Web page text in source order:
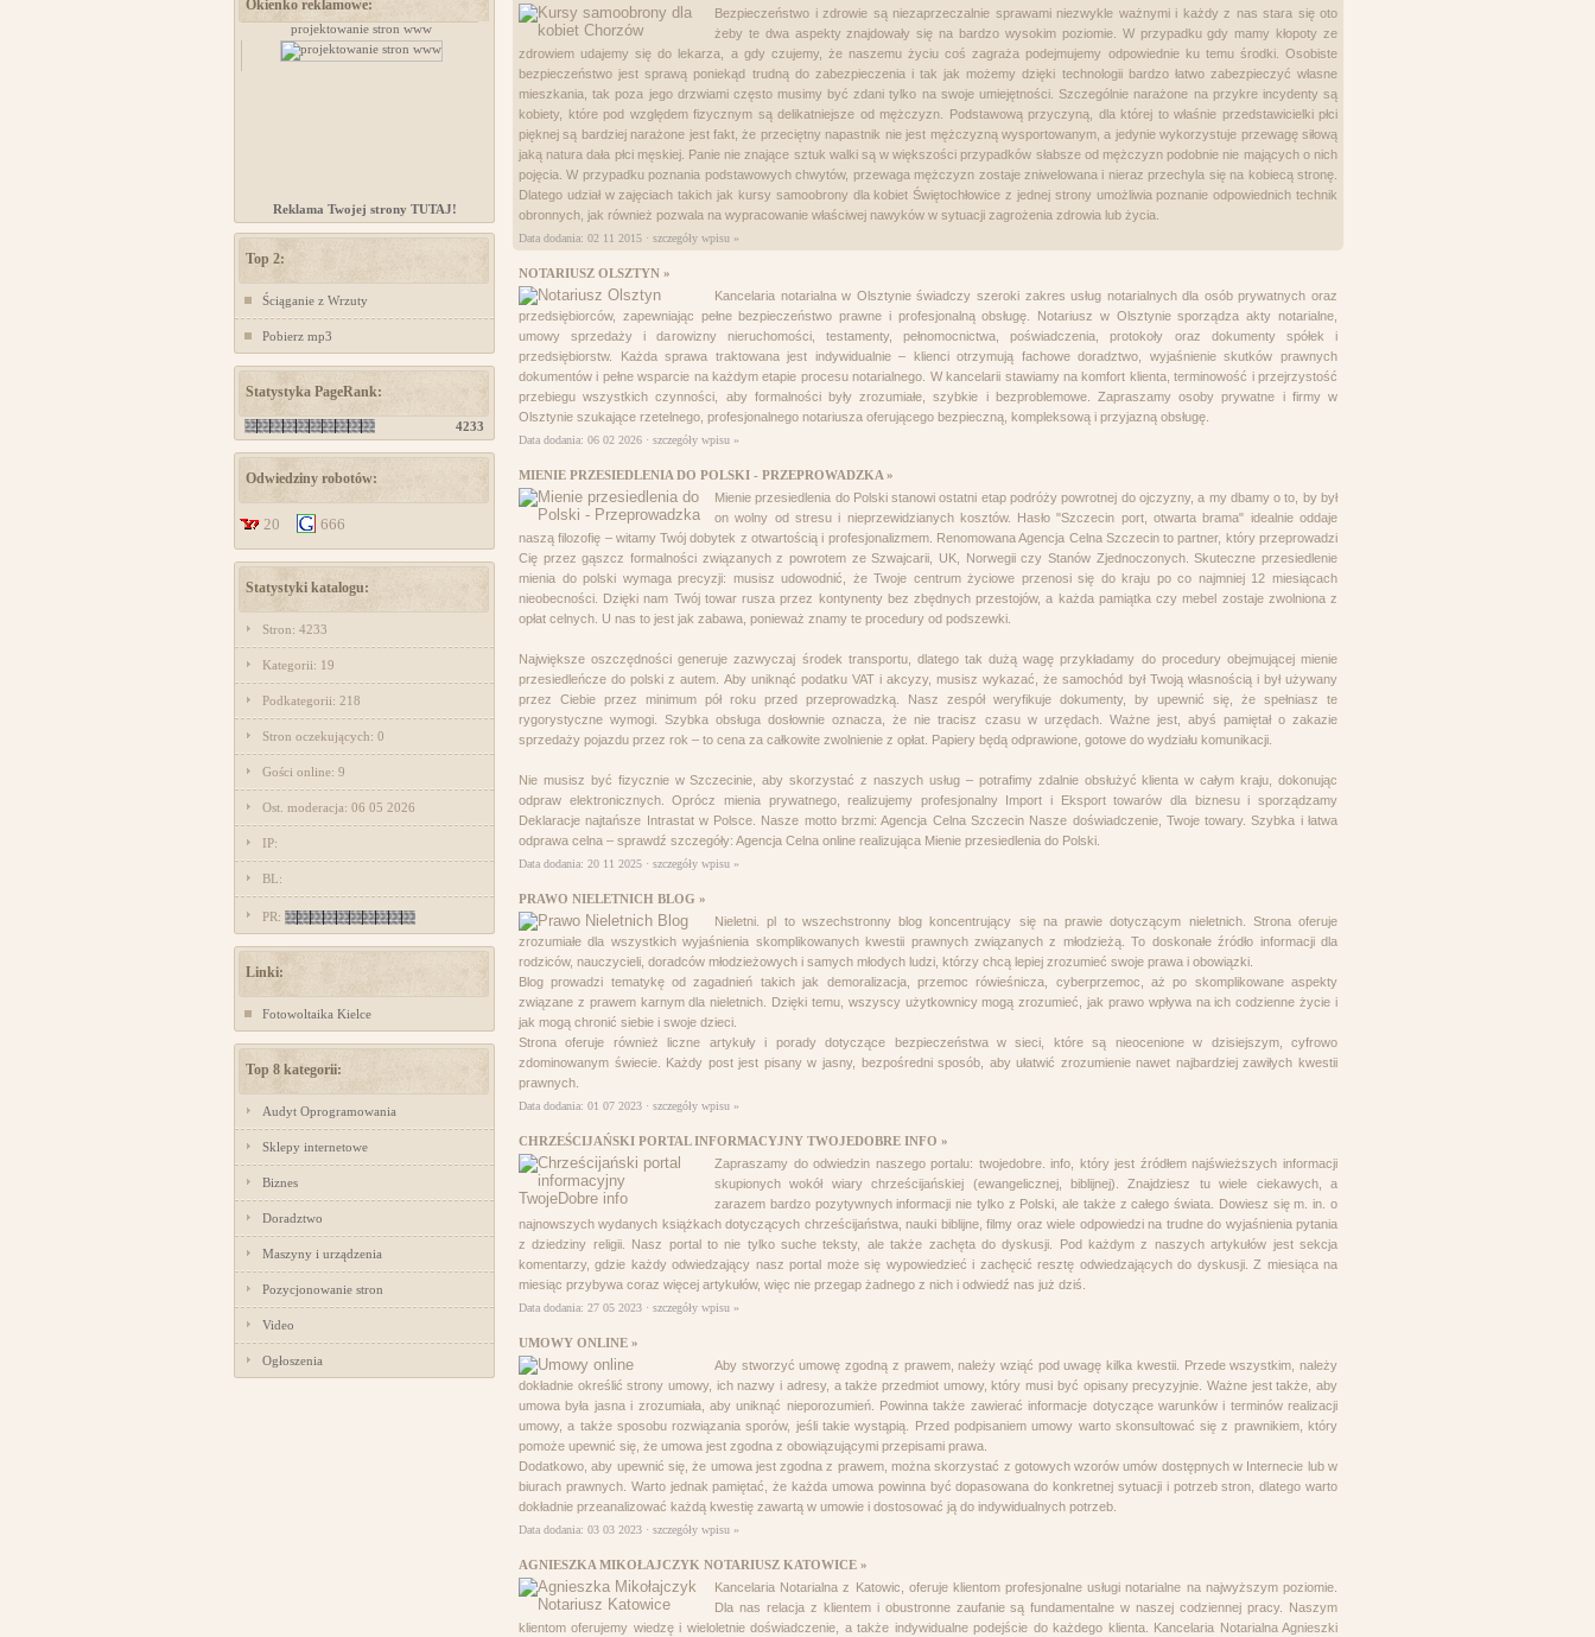
Okienko reklamowe:
projektowanie stron www www.ministerstwogadzetow.com
Reklama Twojej strony TUTAJ!
Top 2:
Ściąganie z Wrzuty
Pobierz mp3
Statystyka PageRank:
4233
Odwiedziny robotów:
20 666
Statystyki katalogu:
Stron: 4233
Kategorii: 19
Podkategorii: 218
Stron oczekujących: 0
Gości online: 9
Ost. moderacja: 06 05 2026
IP:
BL:
PR:
Linki:
Fotowoltaika Kielce
Top 8 kategorii:
Audyt Oprogramowania
Sklepy internetowe
Biznes
Doradztwo
Maszyny i urządzenia
Pozycjonowanie stron
Video
Ogłoszenia
Bezpieczeństwo i zdrowie są niezaprzeczalnie sprawami niezwykle ważnymi i każdy z nas stara się oto
żeby te dwa aspekty znajdowały się na bardzo wysokim poziomie. W przypadku gdy mamy kłopoty ze
zdrowiem udajemy się do lekarza, a gdy czujemy, że naszemu życiu coś zagraża podejmujemy odpowiednie ku temu środki. Osobiste
bezpieczeństwo jest sprawą poniekąd trudną do zabezpieczenia i tak jak możemy dzięki technologii bardzo łatwo zabezpieczyć własne
mieszkania, tak poza jego drzwiami często musimy być zdani tylko na swoje umiejętności. Szczególnie narażone na przykre incydenty są
kobiety, które pod względem fizycznym są delikatniejsze od mężczyzn. Podstawową przyczyną, dla której to właśnie przedstawicielki płci
pięknej są bardziej narażone jest fakt, że przeciętny napastnik nie jest mężczyzną wysportowanym, a jedynie wykorzystuje przewagę siłową
jaką natura dała płci męskiej. Panie nie znające sztuk walki są w większości przypadków słabsze od mężczyzn podobnie nie mających o nich
pojęcia. W przypadku poznania podstawowych chwytów, przewaga mężczyzn zostaje zniwelowana i nieraz przechyla się na kobiecą stronę.
Dlatego udział w zajęciach takich jak kursy samoobrony dla kobiet Świętochłowice z jednej strony umożliwia poznanie odpowiednich technik
obronnych, jak również pozwala na wypracowanie właściwej nawyków w sytuacji zagrożenia zdrowia lub życia.
Data dodania: 02 11 2015 · szczegóły wpisu »
NOTARIUSZ OLSZTYN »
Kancelaria notarialna w Olsztynie świadczy szeroki zakres usług notarialnych dla osób prywatnych oraz
przedsiębiorców, zapewniając pełne bezpieczeństwo prawne i profesjonalną obsługę. Notariusz w Olsztynie sporządza akty notarialne,
umowy sprzedaży i darowizny nieruchomości, testamenty, pełnomocnictwa, poświadczenia, protokoły oraz dokumenty spółek i
przedsiębiorstw. Każda sprawa traktowana jest indywidualnie – klienci otrzymują fachowe doradztwo, wyjaśnienie skutków prawnych
dokumentów i pełne wsparcie na każdym etapie procesu notarialnego. W kancelarii stawiamy na komfort klienta, terminowość i przejrzystość
przebiegu wszystkich czynności, aby formalności były zrozumiałe, szybkie i bezproblemowe. Zapraszamy osoby prywatne i firmy w
Olsztynie szukające rzetelnego, profesjonalnego notariusza oferującego bezpieczną, kompleksową i przyjazną obsługę.
Data dodania: 06 02 2026 · szczegóły wpisu »
MIENIE PRZESIEDLENIA DO POLSKI - PRZEPROWADZKA »
Mienie przesiedlenia do Polski stanowi ostatni etap podróży powrotnej do ojczyzny, a my dbamy o to, by był
on wolny od stresu i nieprzewidzianych kosztów. Hasło "Szczecin port, otwarta brama" idealnie oddaje
naszą filozofię – witamy Twój dobytek z otwartością i profesjonalizmem. Renomowana Agencja Celna Szczecin to partner, który przeprowadzi
Cię przez gąszcz formalności związanych z powrotem ze Szwajcarii, UK, Norwegii czy Stanów Zjednoczonych. Skuteczne przesiedlenie
mienia do polski wymaga precyzji: musisz udowodnić, że Twoje centrum życiowe przenosi się do kraju po co najmniej 12 miesiącach
nieobecności. Dzięki nam Twój towar rusza przez kontynenty bez zbędnych przestojów, a każda pamiątka czy mebel zostaje zwolniona z
opłat celnych. U nas to jest jak zabawa, ponieważ znamy te procedury od podszewki.
Największe oszczędności generuje zazwyczaj środek transportu, dlatego tak dużą wagę przykładamy do procedury obejmującej mienie
przesiedleńcze do polski z autem. Aby uniknąć podatku VAT i akcyzy, musisz wykazać, że samochód był Twoją własnością i był używany
przez Ciebie przez minimum pół roku przed przeprowadzką. Nasz zespół weryfikuje dokumenty, by upewnić się, że spełniasz te
rygorystyczne wymogi. Szybka obsługa dosłownie oznacza, że nie tracisz czasu w urzędach. Ważne jest, abyś pamiętał o zakazie
sprzedaży pojazdu przez rok – to cena za całkowite zwolnienie z opłat. Papiery będą odprawione, gotowe do wydziału komunikacji.
Nie musisz być fizycznie w Szczecinie, aby skorzystać z naszych usług – potrafimy zdalnie obsłużyć klienta w całym kraju, dokonując
odpraw elektronicznych. Oprócz mienia prywatnego, realizujemy profesjonalny Import i Eksport towarów dla biznesu i sporządzamy
Deklaracje najtańsze Intrastat w Polsce. Nasze motto brzmi: Agencja Celna Szczecin Nasze doświadczenie, Twoje towary. Szybka i łatwa
odprawa celna – sprawdź szczegóły: Agencja Celna online realizująca Mienie przesiedlenia do Polski.
Data dodania: 20 11 2025 · szczegóły wpisu »
PRAWO NIELETNICH BLOG »
Nieletni. pl to wszechstronny blog koncentrujący się na prawie dotyczącym nieletnich. Strona oferuje
zrozumiałe dla wszystkich wyjaśnienia skomplikowanych kwestii prawnych związanych z młodzieżą. To doskonałe źródło informacji dla
rodziców, nauczycieli, doradców młodzieżowych i samych młodych ludzi, którzy chcą lepiej zrozumieć swoje prawa i obowiązki.
Blog prowadzi tematykę od zagadnień takich jak demoralizacja, przemoc rówieśnicza, cyberprzemoc, aż po skomplikowane aspekty
związane z prawem karnym dla nieletnich. Dzięki temu, wszyscy użytkownicy mogą zrozumieć, jak prawo wpływa na ich codzienne życie i
jak mogą chronić siebie i swoje dzieci.
Strona oferuje również liczne artykuły i porady dotyczące bezpieczeństwa w sieci, które są nieocenione w dzisiejszym, cyfrowo
zdominowanym świecie. Każdy post jest pisany w jasny, bezpośredni sposób, aby ułatwić zrozumienie nawet najbardziej zawiłych kwestii
prawnych.
Data dodania: 01 07 2023 · szczegóły wpisu »
CHRZEŚCIJAŃSKI PORTAL INFORMACYJNY TWOJEDOBRE INFO »
Zapraszamy do odwiedzin naszego portalu: twojedobre. info, który jest źródłem najświeższych informacji
skupionych wokół wiary chrześcijańskiej (ewangelicznej, biblijnej). Znajdziesz tu wiele ciekawych, a
zarazem bardzo pozytywnych informacji nie tylko z Polski, ale także z całego świata. Dowiesz się m. in. o
najnowszych wydanych książkach dotyczących chrześcijaństwa, nauki biblijne, filmy oraz wiele odpowiedzi na trudne do wyjaśnienia pytania
z dziedziny religii. Nasz portal to nie tylko suche teksty, ale także zachęta do dyskusji. Pod każdym z naszych artykułów jest sekcja
komentarzy, gdzie każdy odwiedzający nasz portal może się wypowiedzieć i zachęcić resztę odwiedzających do dyskusji. Z miesiąca na
miesiąc przybywa coraz więcej artykułów, więc nie przegap żadnego z nich i odwiedź nas już dziś.
Data dodania: 27 05 2023 · szczegóły wpisu »
UMOWY ONLINE »
Aby stworzyć umowę zgodną z prawem, należy wziąć pod uwagę kilka kwestii. Przede wszystkim, należy
dokładnie określić strony umowy, ich nazwy i adresy, a także przedmiot umowy, który musi być opisany precyzyjnie. Ważne jest także, aby
umowa była jasna i zrozumiała, aby uniknąć nieporozumień. Powinna także zawierać informacje dotyczące warunków i terminów realizacji
umowy, a także sposobu rozwiązania sporów, jeśli takie wystąpią. Przed podpisaniem umowy warto skonsultować się z prawnikiem, który
pomoże upewnić się, że umowa jest zgodna z obowiązującymi przepisami prawa.
Dodatkowo, aby upewnić się, że umowa jest zgodna z prawem, można skorzystać z gotowych wzorów umów dostępnych w Internecie lub w
biurach prawnych. Warto jednak pamiętać, że każda umowa powinna być dopasowana do konkretnej sytuacji i potrzeb stron, dlatego warto
dokładnie przeanalizować każdą kwestię zawartą w umowie i dostosować ją do indywidualnych potrzeb.
Data dodania: 03 03 2023 · szczegóły wpisu »
AGNIESZKA MIKOŁAJCZYK NOTARIUSZ KATOWICE »
Kancelaria Notarialna z Katowic, oferuje klientom profesjonalne usługi notarialne na najwyższym poziomie.
Dla nas relacja z klientem i obustronne zaufanie są fundamentalne w naszej codziennej pracy. Naszym
klientom oferujemy wiedzę i wieloletnie doświadczenie, a także indywidualne podejście do każdego klienta. Kancelaria Notarialna Agnieszki